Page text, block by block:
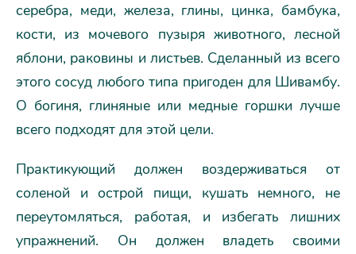
серебра, меди, железа, глины, цинка, бамбука,
кости, из мочевого пузыря животного, лесной
яблони, раковины и листьев. Сделанный из всего
этого сосуд любого типа пригоден для Шивамбу.
О богиня, глиняные или медные горшки лучше
всего подходят для этой цели.
Практикующий должен воздерживаться от
соленой и острой пищи, кушать немного, не
переутомляться, работая, и избегать лишних
упражнений. Он должен владеть своими